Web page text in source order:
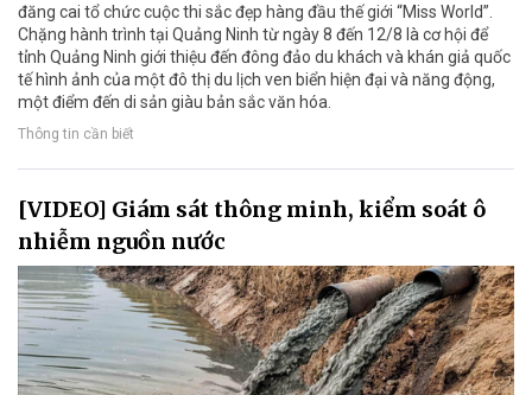
đăng cai tổ chức cuộc thi sắc đẹp hàng đầu thế giới “Miss World”.
Chặng hành trình tại Quảng Ninh từ ngày 8 đến 12/8 là cơ hội để
tỉnh Quảng Ninh giới thiệu đến đông đảo du khách và khán giả quốc
tế hình ảnh của một đô thị du lịch ven biển hiện đại và năng động,
một điểm đến di sản giàu bản sắc văn hóa.
Thông tin cần biết
[VIDEO] Giám sát thông minh, kiểm soát ô
nhiễm nguồn nước